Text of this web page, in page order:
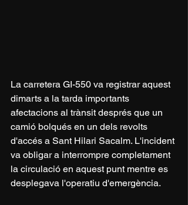
La carretera GI-550 va registrar aquest
dimarts a la tarda importants
afectacions al trànsit després que un
camió bolqués en un dels revolts
d'accés a Sant Hilari Sacalm. L'incident
va obligar a interrompre completament
la circulació en aquest punt mentre es
desplegava l'operatiu d'emergència.